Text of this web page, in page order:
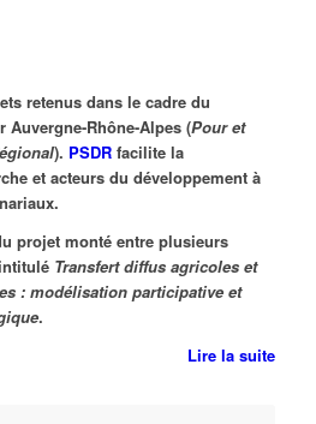
retenus dans le cadre du
Auvergne-Rhône-Alpes (Pour et
). PSDRfacilite la
et acteurs du développement à
projet monté entre plusieurs
Transfert diffus agricoles et
: modélisation participative et
.
Lire la suite